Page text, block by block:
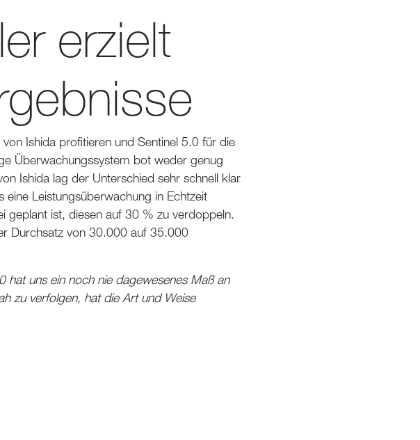
erzielt
Ishida profitieren und Sentinel 5.0 für die
Überwachungssystem bot weder genug
Ishida lag der Unterschied sehr schnell klar
Leistungsüberwachung in Echtzeit
geplant ist, diesen auf 30 % zu verdoppeln.
Durchsatz von 30.000 auf 35.000
hat uns ein noch nie dagewesenes Maß an
zu verfolgen, hat die Art und Weise